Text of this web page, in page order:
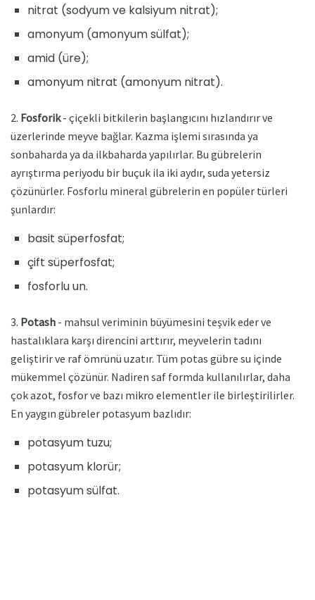
nitrat (sodyum ve kalsiyum nitrat);
amonyum (amonyum sülfat);
amid (üre);
amonyum nitrat (amonyum nitrat).
2. Fosforik- çiçekli bitkilerin başlangıcını hızlandırır ve
üzerlerinde meyve bağlar. Kazma işlemi sırasında ya
sonbaharda ya da ilkbaharda yapılırlar. Bu gübrelerin
ayrıştırma periyodu bir buçuk ila iki aydır, suda yetersiz
çözünürler. Fosforlu mineral gübrelerin en popüler türleri
şunlardır:
basit süperfosfat;
çift ​​süperfosfat;
fosforlu un.
3. Potash - mahsul veriminin büyümesini teşvik eder ve
hastalıklara karşı direncini arttırır, meyvelerin tadını
geliştirir ve raf ömrünü uzatır. Tüm potas gübre su içinde
mükemmel çözünür. Nadiren saf formda kullanılırlar, daha
çok azot, fosfor ve bazı mikro elementler ile birleştirilirler.
En yaygın gübreler potasyum bazlıdır:
potasyum tuzu;
potasyum klorür;
potasyum sülfat.